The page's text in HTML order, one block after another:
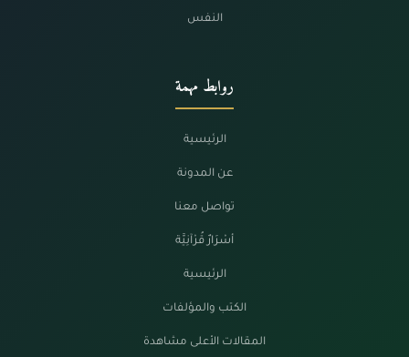
النفس
روابط مهمة
الرئيسية
عن المدونة
تواصل معنا
أسْرَارٌ قُرْآنِيَّة
الرئيسية
الكتب والمؤلفات
المقالات الأعلى مشاهدة